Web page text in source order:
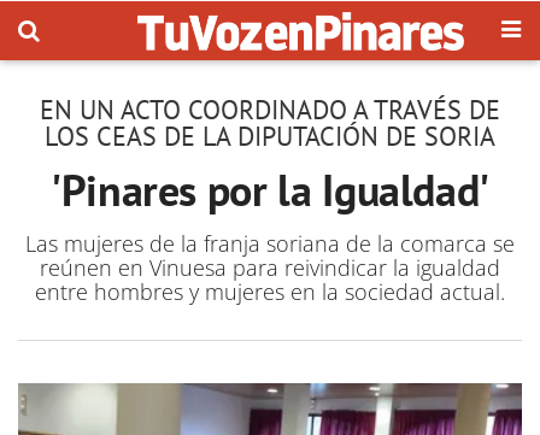
EN UN ACTO COORDINADO A TRAVÉS DE
LOS CEAS DE LA DIPUTACIÓN DE SORIA
'Pinares por la Igualdad'
Las mujeres de la franja soriana de la comarca se
reúnen en Vinuesa para reivindicar la igualdad
entre hombres y mujeres en la sociedad actual.